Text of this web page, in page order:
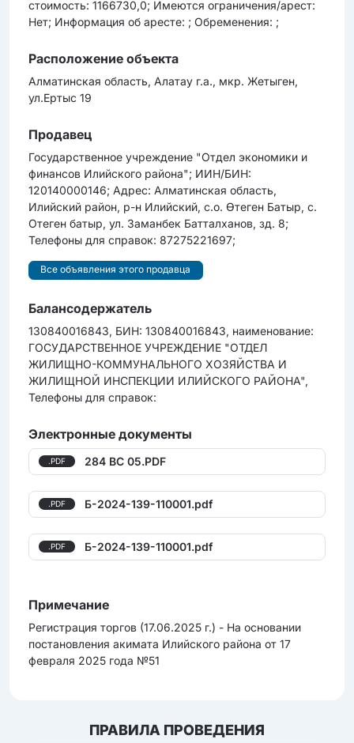
стоимость: 1166730,0; Имеются ограничения/арест:
Нет; Информация об аресте: ; Обременения: ;
Расположение объекта
Алматинская область, Алатау г.а., мкр. Жетыген,
ул.Ертыс 19
Продавец
Государственное учреждение "Отдел экономики и
финансов Илийского района"; ИИН/БИН:
120140000146; Адрес: Алматинская область,
Илийский район, р-н Илийский, с.о. Өтеген Батыр, с.
Отеген батыр, ул. Заманбек Батталханов, зд. 8;
Телефоны для справок: 87275221697;
Все объявления этого продавца
Балансодержатель
130840016843, БИН: 130840016843, наименование:
ГОСУДАРСТВЕННОЕ УЧРЕЖДЕНИЕ "ОТДЕЛ
ЖИЛИЩНО-КОММУНАЛЬНОГО ХОЗЯЙСТВА И
ЖИЛИЩНОЙ ИНСПЕКЦИИ ИЛИЙСКОГО РАЙОНА",
Телефоны для справок:
Электронные документы
.PDF 284 BC 05.PDF
.PDF Б-2024-139-110001.pdf
.PDF Б-2024-139-110001.pdf
Примечание
Регистрация торгов (17.06.2025 г.) - На основании
постановления акимата Илийского района от 17
февраля 2025 года №51
ПРАВИЛА ПРОВЕДЕНИЯ